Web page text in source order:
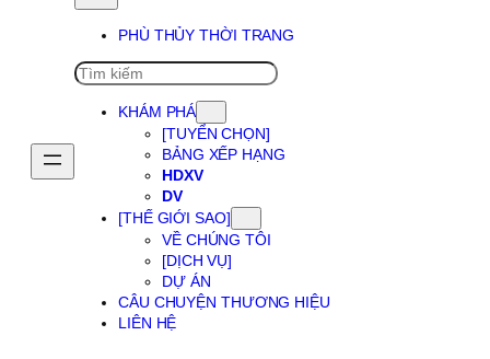
PHÙ THỦY THỜI TRANG
SEARCH
KHÁM PHÁ
[TUYỂN CHỌN]
BẢNG XẾP HẠNG
HDXV
DV
[THẾ GIỚI SAO]
VỀ CHÚNG TÔI
[DỊCH VỤ]
DỰ ÁN
CÂU CHUYỆN THƯƠNG HIỆU
LIÊN HỆ